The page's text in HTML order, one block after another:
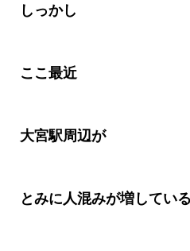
しっかし
ここ最近
大宮駅周辺が
とみに人混みが増してい